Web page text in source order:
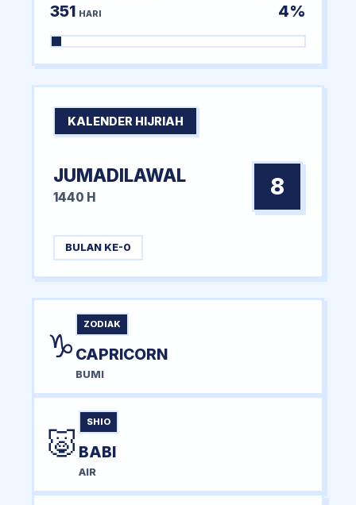
351 HARI 4%
KALENDER HIJRIAH
JUMADILAWAL
1440 H 8
BULAN KE-0
♑
ZODIAK
CAPRICORN
BUMI
🐷
SHIO
BABI
AIR